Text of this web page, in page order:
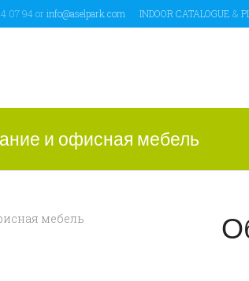
07 94 or info@aselpark.com INDOOR CATALOGUE &
и офисная мебель